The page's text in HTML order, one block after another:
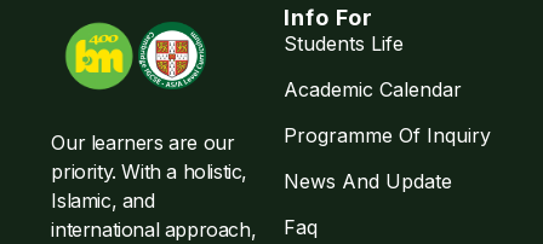
Our learners are our
priority. With a holistic,
Islamic, and
international approach,
Info For
Students Life
Academic Calendar
Programme Of Inquiry
News And Update
Faq